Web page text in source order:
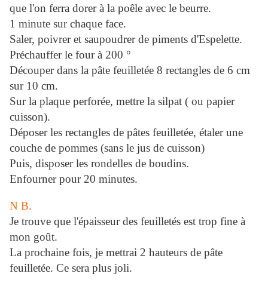
que l'on ferra dorer à la poêle avec le beurre.
1 minute sur chaque face.
Saler, poivrer et saupoudrer de piments d'Espelette.
Préchauffer le four à 200 °
Découper dans la pâte feuilletée 8 rectangles de 6 cm
sur 10 cm.
Sur la plaque perforée, mettre la silpat ( ou papier
cuisson).
Déposer les rectangles de pâtes feuilletée, étaler une
couche de pommes (sans le jus de cuisson)
Puis, disposer les rondelles de boudins.
Enfourner pour 20 minutes.
N B.
Je trouve que l'épaisseur des feuilletés est trop fine à
mon goût.
La prochaine fois, je mettrai 2 hauteurs de pâte
feuilletée. Ce sera plus joli.